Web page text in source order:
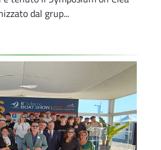
dal grup...